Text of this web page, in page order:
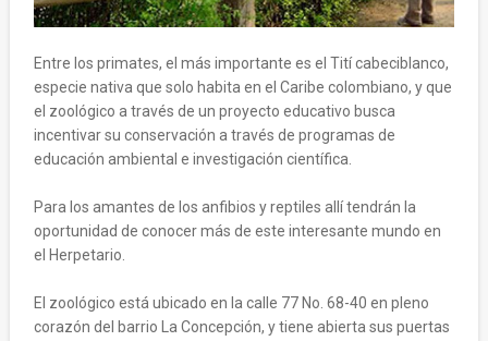
Entre los primates, el más importante es el Tití cabeciblanco,
especie nativa que solo habita en el Caribe colombiano, y que
el zoológico a través de un proyecto educativo busca
incentivar su conservación a través de programas de
educación ambiental e investigación científica.
Para los amantes de los anfibios y reptiles allí tendrán la
oportunidad de conocer más de este interesante mundo en
el Herpetario.
El zoológico está ubicado en la calle 77 No. 68-40 en pleno
corazón del barrio La Concepción, y tiene abierta sus puertas